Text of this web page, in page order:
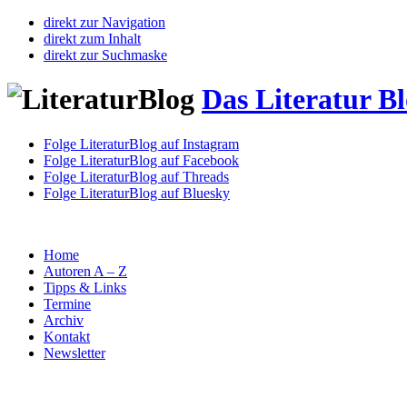
direkt zur Navigation
direkt zum Inhalt
direkt zur Suchmaske
Das Literatur
Folge LiteraturBlog auf Instagram
Folge LiteraturBlog auf Facebook
Folge LiteraturBlog auf Threads
Folge LiteraturBlog auf Bluesky
Home
Autoren A – Z
Tipps & Links
Termine
Archiv
Kontakt
Newsletter